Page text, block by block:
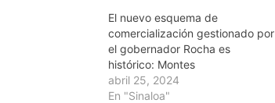
El nuevo esquema de
comercialización gestionado por
el gobernador Rocha es
histórico: Montes
abril 25, 2024
En "Sinaloa"